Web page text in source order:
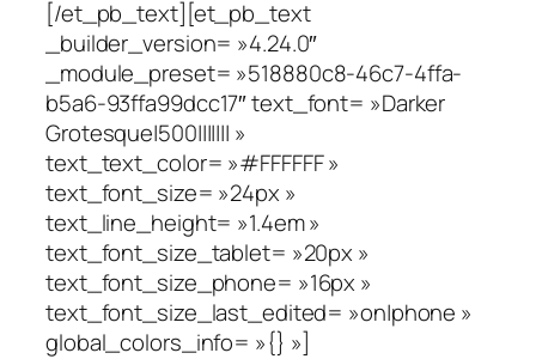
[/et_pb_text][et_pb_text
_builder_version= »4.24.0″
_module_preset= »518880c8-46c7-4ffa-
b5a6-93ffa99dcc17″ text_font= »Darker
Grotesque|500||||||| »
text_text_color= »#FFFFFF »
text_font_size= »24px »
text_line_height= »1.4em »
text_font_size_tablet= »20px »
text_font_size_phone= »16px »
text_font_size_last_edited= »on|phone »
global_colors_info= »{} »]